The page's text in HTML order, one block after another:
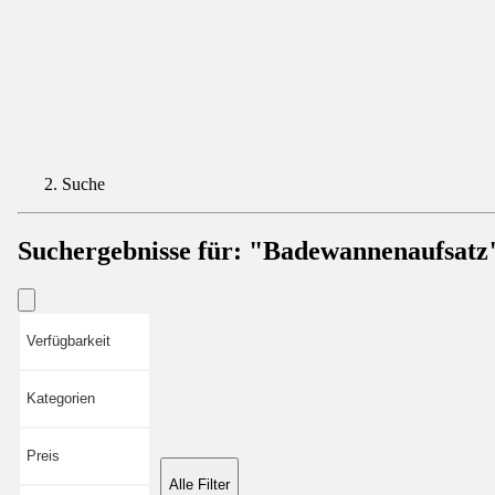
Suche
Suchergebnisse für:
Verfügbarkeit
Kategorien
Preis
Alle Filter